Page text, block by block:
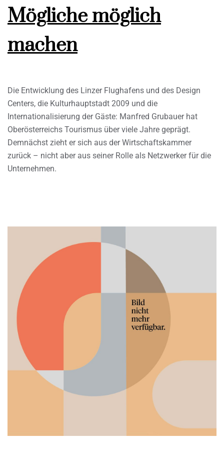
Mögliche möglich
machen
Die Entwicklung des Linzer Flughafens und des Design
Centers, die Kulturhauptstadt 2009 und die
Internationalisierung der Gäste: Manfred Grubauer hat
Oberösterreichs Tourismus über viele Jahre geprägt.
Demnächst zieht er sich aus der Wirtschaftskammer
zurück – nicht aber aus seiner Rolle als Netzwerker für die
Unternehmen.